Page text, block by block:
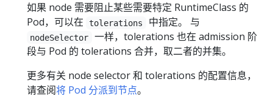
如果 node 需要阻止某些需要特定 RuntimeClass 的
Pod，可以在
tolerations 中指定。 与
nodeSelector
一样，tolerations 也在 admission 阶
段与 Pod 的 tolerations 合并，取二者的并集。
更多有关 node selector 和 tolerations 的配置信息，
请查阅将 Pod 分派到节点。